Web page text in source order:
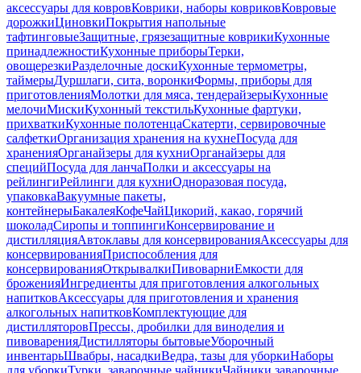
аксессуары для ковровКоврики, наборы ковриковКовровые
дорожкиЦиновкиПокрытия напольные
тафтинговыеЗащитные, грязезащитные коврикиКухонные
принадлежностиКухонные приборыТерки,
овощерезкиРазделочные доскиКухонные термометры,
таймерыДуршлаги, сита, воронкиФормы, приборы для
приготовленияМолотки для мяса, тендерайзерыКухонные
мелочиМискиКухонный текстильКухонные фартуки,
прихваткиКухонные полотенцаСкатерти, сервировочные
салфеткиОрганизация хранения на кухнеПосуда для
храненияОрганайзеры для кухниОрганайзеры для
специйПосуда для ланчаПолки и аксессуары на
рейлингиРейлинги для кухниОдноразовая посуда,
упаковкаВакуумные пакеты,
контейнерыБакалеяКофеЧайЦикорий, какао, горячий
шоколадСиропы и топпингиКонсервирование и
дистилляцияАвтоклавы для консервированияАксессуары для
консервированияПриспособления для
консервированияОткрывалкиПивоварниЕмкости для
броженияИнгредиенты для приготовления алкогольных
напитковАксессуары для приготовления и хранения
алкогольных напитковКомплектующие для
дистилляторовПрессы, дробилки для виноделия и
пивоваренияДистилляторы бытовыеУборочный
инвентарьШвабры, насадкиВедра, тазы для уборкиНаборы
для уборкиТурки, заварочные чайникиЧайники заварочные,